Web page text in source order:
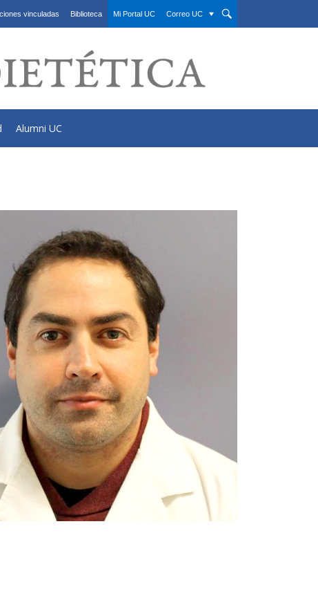
vinculadas Biblioteca Mi Portal UC Correo UC
Alumni UC